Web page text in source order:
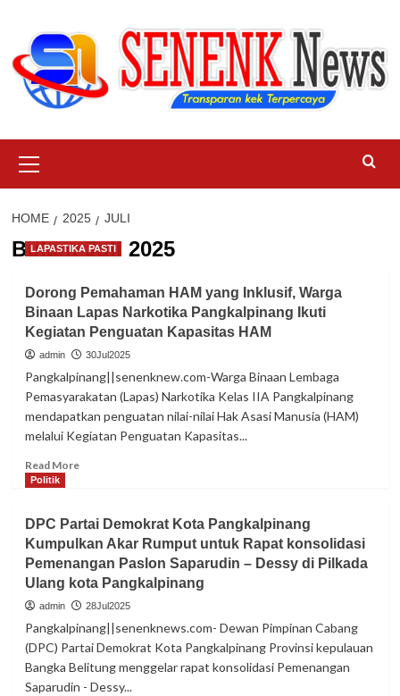
content
Menu
HOME 2025 JULI
Bulan:Juli 2025
LAPASTIKA PASTI
Dorong Pemahaman HAM yang Inklusif, Warga
Binaan Lapas Narkotika Pangkalpinang Ikuti
Kegiatan Penguatan Kapasitas HAM
admin 30Jul2025
Pangkalpinang||senenknew.com-Warga Binaan Lembaga
Pemasyarakatan (Lapas) Narkotika Kelas IIA Pangkalpinang
mendapatkan penguatan nilai-nilai Hak Asasi Manusia (HAM)
melalui Kegiatan Penguatan Kapasitas...
Read MoreRead
Pemahaman
HAM
yang
Inklusif,
Warga
Lapas
Narkotika
Pangkalpinang
Ikuti
Politik
DPC Partai Demokrat Kota Pangkalpinang
Kumpulkan Akar Rumput untuk Rapat konsolidasi
Pemenangan Paslon Saparudin – Dessy di Pilkada
Ulang kota Pangkalpinang
admin 28Jul2025
Pangkalpinang||senenknews.com- Dewan Pimpinan Cabang
(DPC) Partai Demokrat Kota Pangkalpinang Provinsi kepulauan
Bangka Belitung menggelar rapat konsolidasi Pemenangan
Saparudin - Dessy...